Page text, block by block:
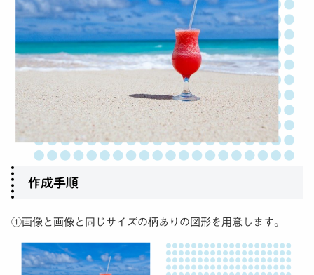
作成手順
①画像と画像と同じサイズの柄ありの図形を用意します。